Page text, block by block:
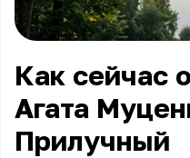
Как сейчас
Агата
Прилучный